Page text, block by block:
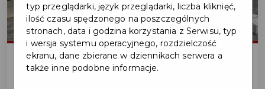
typ przeglądarki, język przeglądarki, liczba kliknięć,
ilość czasu spędzonego na poszczególnych
stronach, data i godzina korzystania z Serwisu, typ
i wersja systemu operacyjnego, rozdzielczość
ekranu, dane zbierane w dziennikach serwera a
także inne podobne informacje.